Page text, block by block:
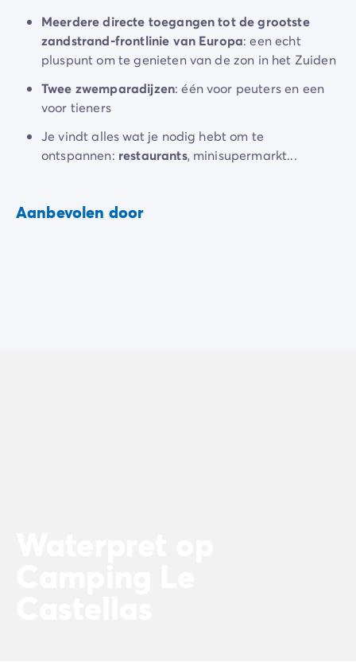
Onze cateringpakketten
Service & contact
Alle betaalmethoden
Betaal in termijnen
Bereid je voor op je vakantie
verhuurdiensten zonder al te veel bagage kunt reizen.
Gelegen nabijSète, in het Zuiden van Frankrijk, biedt
alle activiteiten in de stad en de rest van de regio
Languedoc-Roussillon
Meerdere directe toegangen tot de grootste
zandstrand-frontlinie van Europa: een echt
pluspunt om te genieten van de zon in het Zuiden
Twee zwemparadijzen: één voor peuters en een
voor tieners
Je vindt alles wat je nodig hebt om te
ontspannen: restaurants, minisupermarkt...
Aanbevolen door